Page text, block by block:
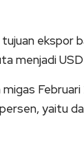
ekspor
menjadi USD
Februari
yaitu